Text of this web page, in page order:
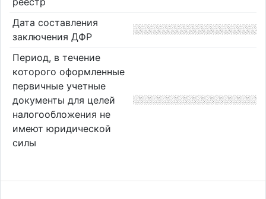
Дата составления
заключения ДФР
Период, в течение
которого оформленные
первичные учетные
документы для целей
налогообложения не
имеют юридической
силы